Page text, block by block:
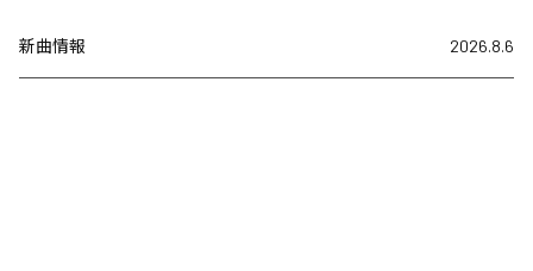
新曲情報 2026.8.6